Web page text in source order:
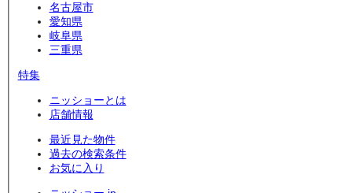
名古屋市
愛知県
岐阜県
三重県
特集
ニッショーとは
店舗情報
最近見た物件
過去の検索条件
お気に入り